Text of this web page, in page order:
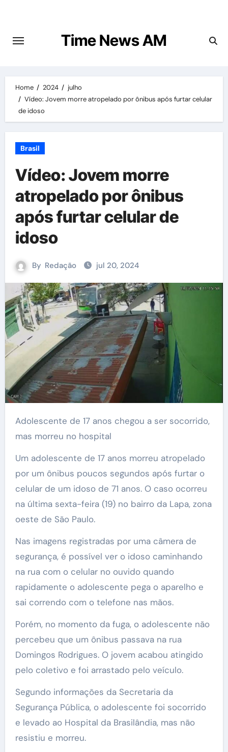
content
Time News AM
Home 2024
julho
Vídeo: Jovem morre atropelado por ônibus após furtar celular
de idoso
Brasil
Vídeo: Jovem morre
atropelado por ônibus
após furtar celular de
idoso
By Redação jul 20, 2024
Adolescente de 17 anos chegou a ser socorrido,
mas morreu no hospital
Um adolescente de 17 anos morreu atropelado
por um ônibus poucos segundos após furtar o
celular de um idoso de 71 anos. O caso ocorreu
na última sexta-feira (19) no bairro da Lapa, zona
oeste de São Paulo.
Nas imagens registradas por uma câmera de
segurança, é possível ver o idoso caminhando
na rua com o celular no ouvido quando
rapidamente o adolescente pega o aparelho e
sai correndo com o telefone nas mãos.
Porém, no momento da fuga, o adolescente não
percebeu que um ônibus passava na rua
Domingos Rodrigues. O jovem acabou atingido
pelo coletivo e foi arrastado pelo veículo.
Segundo informações da Secretaria da
Segurança Pública, o adolescente foi socorrido
e levado ao Hospital da Brasilândia, mas não
resistiu e morreu.